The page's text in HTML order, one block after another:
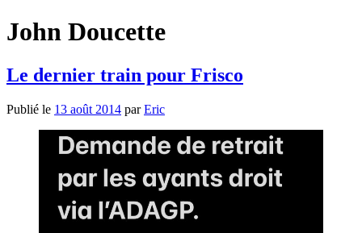
John Doucette
Le dernier train pour Frisco
Publié le 13 août 2014 parEric